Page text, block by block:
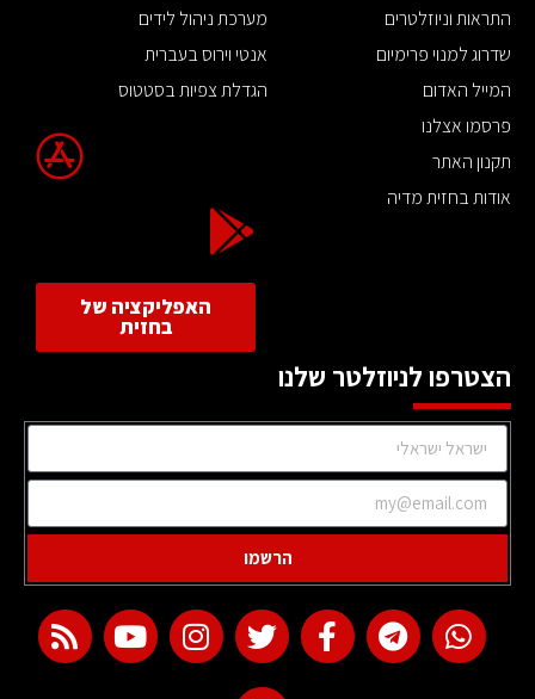
התראות וניוזלטרים
שדרוג למנוי פרימיום
המייל האדום
פרסמו אצלנו
תקנון האתר
אודות בחזית מדיה
מערכת ניהול לידים
אנטי וירוס בעברית
הגדלת צפיות בסטטוס
האפליקציה של
בחזית
הצטרפו לניוזלטר שלנו
הרשמו